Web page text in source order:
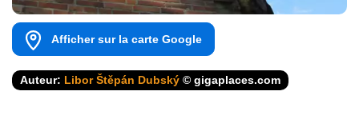
Afficher sur la carte Google
Auteur: Libor Štěpán Dubský © gigaplaces.com